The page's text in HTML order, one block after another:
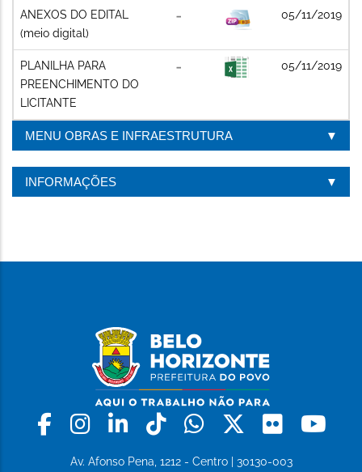
ANEXOS DO EDITAL
(meio digital)
05/11/2019
PLANILHA PARA
PREENCHIMENTO DO
LICITANTE
05/11/2019
MENU OBRAS E INFRAESTRUTURA
INFORMAÇÕES
Facebook
Instagram
LinkedinTiktokWhatsapp
X Flickr
Av. Afonso Pena, 1212 - Centro | 30130-003